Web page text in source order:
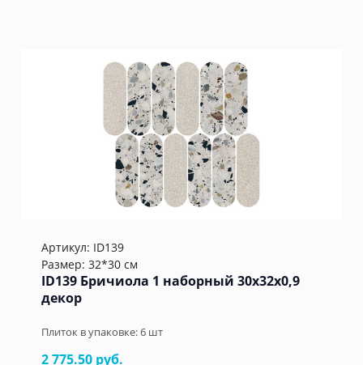
Артикул: ID139
Размер: 32*30 см
ID139 Бричиола 1 наборный 30х32x0,9
декор
Плиток в упаковке:6 шт
2 775.50 руб.